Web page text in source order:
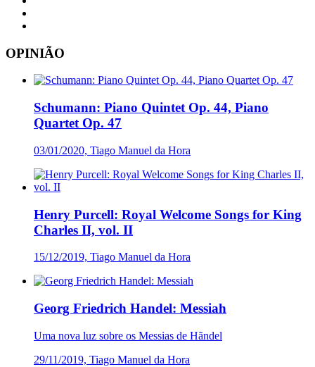
OPINIÃO
Schumann: Piano Quintet Op. 44, Piano
Quartet Op. 47
03/01/2020, Tiago Manuel da Hora
Henry Purcell: Royal Welcome Songs for King
Charles II, vol. II
15/12/2019, Tiago Manuel da Hora
Georg Friedrich Handel: Messiah
Uma nova luz sobre os Messias de Hãndel
29/11/2019, Tiago Manuel da Hora